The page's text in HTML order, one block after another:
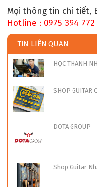
Mọi thông tin chi tiết,
Hotline : 0975 394 772
TIN LIÊN QUAN
HỌC THANH
SHOP GUITAR
DOTA GROUP
Shop Guitar